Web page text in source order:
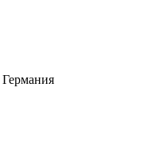
Германия